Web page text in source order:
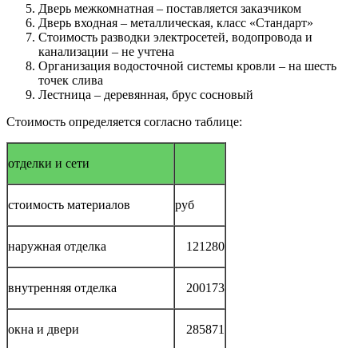
Дверь межкомнатная – поставляется заказчиком
Дверь входная – металлическая, класс «Стандарт»
Стоимость разводки электросетей, водопровода и
канализации – не учтена
Организация водосточной системы кровли – на шесть
точек слива
Лестница – деревянная, брус сосновый
Стоимость определяется согласно таблице:
отделки и сети
стоимость материалов руб
наружная отделка 121280
внутренняя отделка 200173
окна и двери 285871